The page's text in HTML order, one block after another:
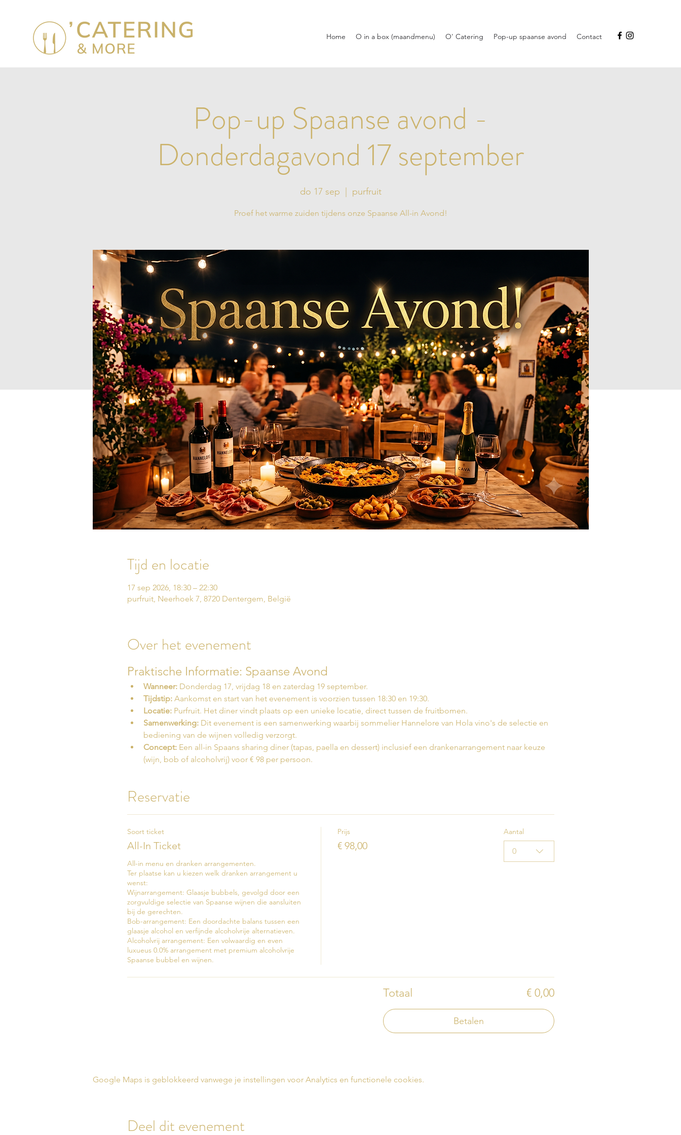
Home O in a box (maandmenu) O' Catering Pop-up spaanse avond Contact
Pop-up Spaanse avond -
Donderdagavond 17 september
do 17 sep purfruit
Proef het warme zuiden tijdens onze Spaanse All-in Avond!
Tijd en locatie
17 sep 2026, 18:30 – 22:30
purfruit, Neerhoek 7, 8720 Dentergem, België
Over het evenement
Praktische Informatie: Spaanse Avond
Wanneer: Donderdag 17, vrijdag 18 en zaterdag 19 september.
Tijdstip: Aankomst en start van het evenement is voorzien tussen 18:30 en 19:30.
Locatie: Purfruit. Het diner vindt plaats op een unieke locatie, direct tussen de fruitbomen.
Samenwerking: Dit evenement is een samenwerking waarbij sommelier Hannelore van Hola vino's de selectie en
bediening van de wijnen volledig verzorgt.
Concept: Een all-in Spaans sharing diner (tapas, paella en dessert) inclusief een drankenarrangement naar keuze
(wijn, bob of alcoholvrij) voor € 98 per persoon.
Reservatie
Soort ticket
All-In Ticket
All-in menu en dranken arrangementen.
Ter plaatse kan u kiezen welk dranken arrangement u
wenst:
Wijnarrangement: Glaasje bubbels, gevolgd door een
zorgvuldige selectie van Spaanse wijnen die aansluiten
bij de gerechten.
Bob-arrangement: Een doordachte balans tussen een
glaasje alcohol en verfijnde alcoholvrije alternatieven.
Alcoholvrij arrangement: Een volwaardig en even
luxueus 0.0% arrangement met premium alcoholvrije
Spaanse bubbel en wijnen.
Prijs
€ 98,00
Aantal
0
Totaal € 0,00
Betalen
Google Maps is geblokkeerd vanwege je instellingen voor Analytics en functionele cookies.
Deel dit evenement